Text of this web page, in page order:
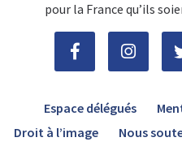
pour la France qu’ils
Espace délégués
Droit à l’image
Nous